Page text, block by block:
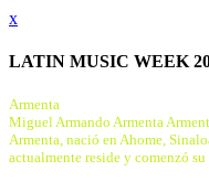
x
LATIN MUSIC WEEK
Armenta
Miguel Armando Armenta
Armenta, nació en Ahome,
actualmente reside y comenzó su